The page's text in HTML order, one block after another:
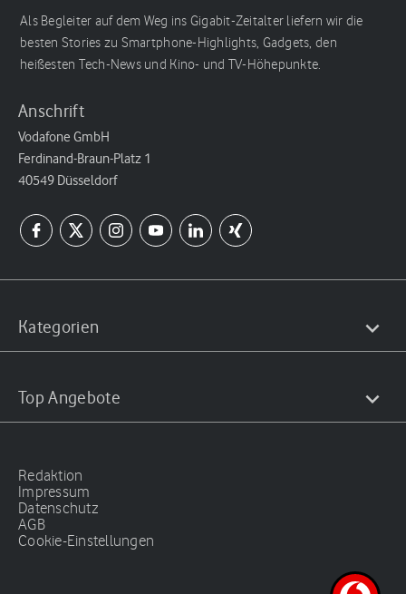
Als Begleiter auf dem Weg ins Gigabit-Zeitalter liefern wir die
besten Stories zu Smartphone-Highlights, Gadgets, den
heißesten Tech-News und Kino- und TV-Höhepunkte.
Anschrift
Vodafone GmbH
Ferdinand-Braun-Platz 1
40549 Düsseldorf
Kategorien
Top Angebote
Redaktion
Impressum
Datenschutz
AGB
Cookie-Einstellungen